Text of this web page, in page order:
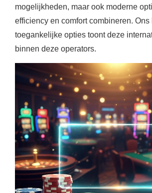
mogelijkheden, maar ook moderne
efficiency en comfort combineren. Ons
toegankelijke opties toont deze
binnen deze operators.